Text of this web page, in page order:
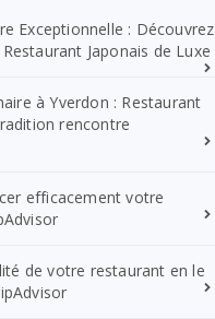
Exceptionnelle : Découvrez
Japonais de Luxe
à Yverdon : Restaurant
rencontre
efficacement votre
de votre restaurant en le